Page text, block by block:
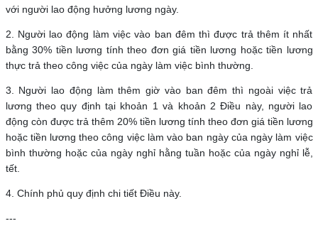
với người lao động hưởng lương ngày.
2. Người lao động làm việc vào ban đêm thì được trả thêm ít nhất
bằng 30% tiền lương tính theo đơn giá tiền lương hoặc tiền lương
thực trả theo công việc của ngày làm việc bình thường.
3. Người lao động làm thêm giờ vào ban đêm thì ngoài việc trả
lương theo quy định tại khoản 1 và khoản 2 Điều này, người lao
động còn được trả thêm 20% tiền lương tính theo đơn giá tiền lương
hoặc tiền lương theo công việc làm vào ban ngày của ngày làm việc
bình thường hoặc của ngày nghỉ hằng tuần hoặc của ngày nghỉ lễ,
tết.
4. Chính phủ quy định chi tiết Điều này.
---